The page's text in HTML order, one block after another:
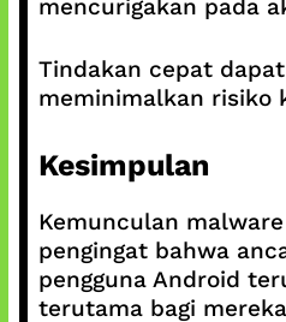
mencurigakan pada
Tindakan cepat
meminimalkan risiko
Kesimpulan
Kemunculan
pengingat bahwa
pengguna Android
terutama bagi